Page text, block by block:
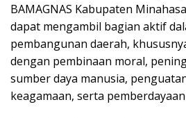
BAMAGNAS Kabupaten
dapat mengambil bagian aktif
pembangunan daerah,
dengan pembinaan moral,
sumber daya manusia,
keagamaan, serta